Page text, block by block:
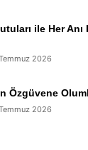
ile Her
2026
Özgüvene
2026